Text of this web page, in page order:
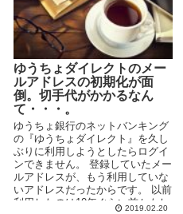
ゆうちょダイレクトのメー
ルアドレスの初期化が面
倒。切手代がかかるなん
て・・・。
ゆうちょ銀行のネットバンキング
の『ゆうちょダイレクト』を久し
ぶりに利用しようとしたらログイ
ンできません。 登録していたメー
ルアドレスが、もう利用していな
いアドレスだったからです。 以前
利用したのは10年ぐらい前かもし
2019.02.20